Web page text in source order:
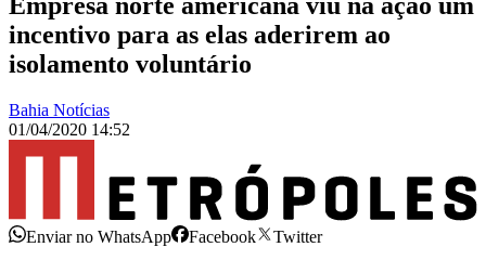
Empresa norte americana viu na ação um
incentivo para as elas aderirem ao
isolamento voluntário
Bahia Notícias
01/04/2020 14:52
Enviar no WhatsApp Facebook
Twitter